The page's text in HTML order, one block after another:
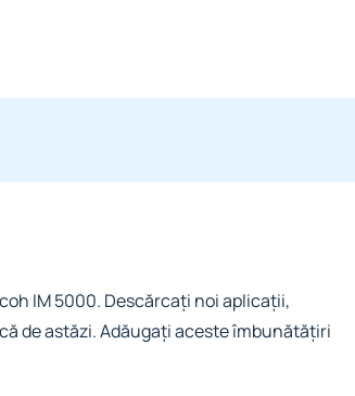
IM 5000. Descărcați noi aplicații,
de astăzi. Adăugați aceste îmbunătățiri